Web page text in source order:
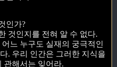
인가?
것인지를 전혀 알 수 없다.
느 누구도 실재의 궁극적인
. 우리 인간은 그러한 지식을
관해서는 잊어라.